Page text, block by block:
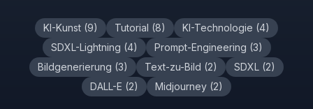
KI-Kunst (9) Tutorial (8) KI-Technologie (4)
SDXL-Lightning (4) Prompt-Engineering (3)
Bildgenerierung (3) Text-zu-Bild (2) SDXL (2)
DALL-E (2) Midjourney (2)